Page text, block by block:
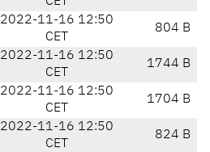
2022-11-16 12:50
CET
804 B
2022-11-16 12:50
CET
1744 B
2022-11-16 12:50
CET
1704 B
2022-11-16 12:50
CET
824 B